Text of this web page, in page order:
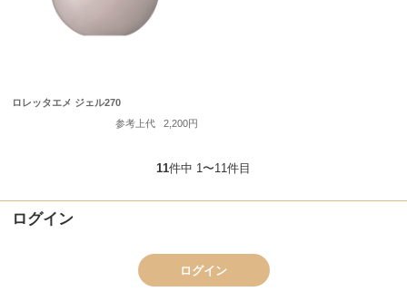
ロレッタエメ ジェル270
参考上代
2,200円
11件中 1〜11件目
ログイン
ログイン